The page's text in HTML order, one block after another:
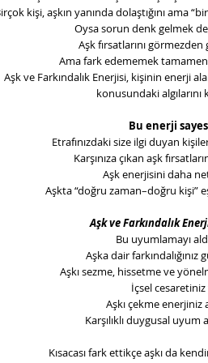
kişi, aşkın yanında dolaştığını ama
Oysa sorun denk gelmek
Aşk fırsatlarını
Ama fark edememek
Aşk ve Farkındalık Enerjisi, kişinin enerji
konusundaki
Bu enerji
Etrafınızdaki size ilgi duyan
Karşınıza çıkan aşk
Aşk enerjisini daha
Aşkta “doğru zaman–doğru kişi”
Aşk ve Farkındalık
Bu uyumlamayı
Aşka dair
Aşkı sezme, hissetme ve
İçsel
Aşkı çekme enerjiniz
Karşılıklı duygusal uyum
Kısacası fark ettikçe aşkı da